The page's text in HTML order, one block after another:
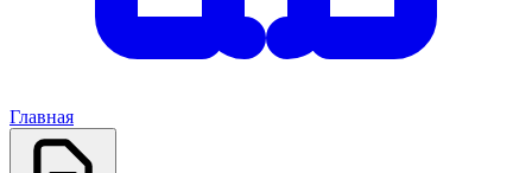
Главная